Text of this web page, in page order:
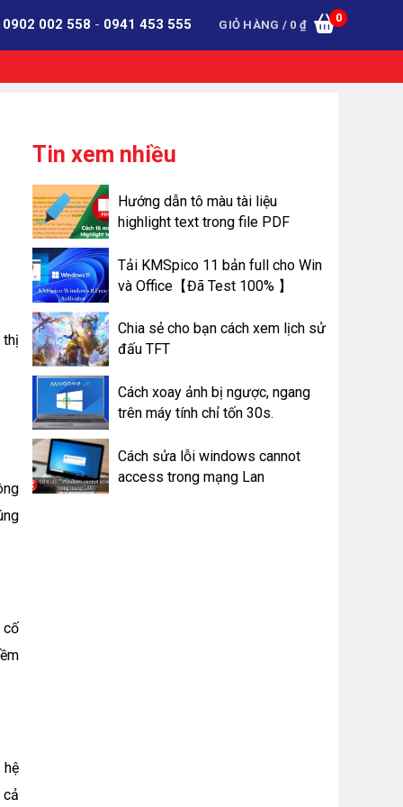
GIỎ HÀNG / 0 ₫
0
0902 002 558 - 0941 453 555
thị
cố
hệ
cả
Tin xem nhiều
Hướng dẫn tô màu tài liệu
highlight text trong file PDF
Tải KMSpico 11 bản full cho Win
và Office【Đã Test 100% 】
Chia sẻ cho bạn cách xem lịch sử
đấu TFT
Cách xoay ảnh bị ngược, ngang
trên máy tính chỉ tốn 30s.
Cách sửa lỗi windows cannot
access trong mạng Lan